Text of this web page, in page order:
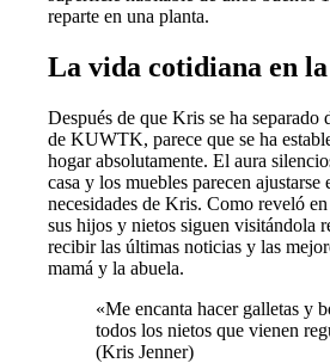
reparte en una planta.
La vida cotidiana en la
Después de que Kris se ha separado
de KUWTK, parece que se ha
hogar absolutamente. El aura
casa y los muebles parecen ajustarse
necesidades de Kris. Como reveló
sus hijos y nietos siguen visitándola
recibir las últimas noticias y las
mamá y la abuela.
«Me encanta hacer galletas y
todos los nietos que vienen
(Kris Jenner)